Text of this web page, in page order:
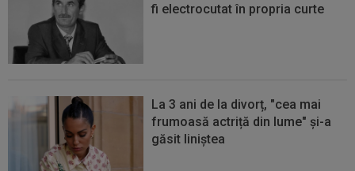
fi electrocutat în propria curte
La 3 ani de la divorț, "cea mai
frumoasă actriță din lume" și-a
găsit liniștea